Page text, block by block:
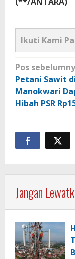
Ikuti Kami
Navigasi
pos
Pos
Petani Sawit
Manokwari
Hibah PSR
Jangan